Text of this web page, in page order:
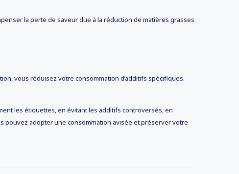
la perte de saveur due à la réduction de matières grasses
vous réduisez votre consommation d’additifs spécifiques.
les étiquettes, en évitant les additifs controversés, en
pouvez adopter une consommation avisée et préserver votre